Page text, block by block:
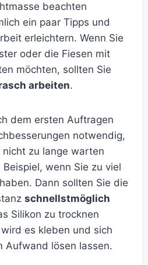
beachten
ein paar Tipps und
erleichtern. Wenn Sie
oder die Fiesen mit
möchten, sollten Sie
arbeiten.
dem ersten Auftragen
notwendig,
zu lange warten
wenn Sie zu viel
Dann sollten Sie die
schnellstmöglich
Silikon zu trocknen
es kleben und sich
Aufwand lösen lassen.